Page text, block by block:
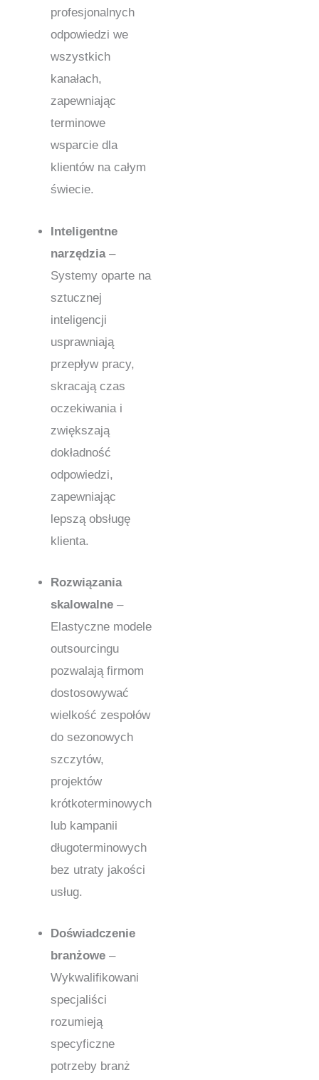
profesjonalnych
odpowiedzi we
wszystkich
kanałach,
zapewniając
terminowe
wsparcie dla
klientów na całym
świecie.
Inteligentne
narzędzia–
Systemy oparte na
sztucznej
inteligencji
usprawniają
przepływ pracy,
skracają czas
oczekiwania i
zwiększają
dokładność
odpowiedzi,
zapewniając
lepszą obsługę
klienta.
Rozwiązania
skalowalne –
Elastyczne modele
outsourcingu
pozwalają firmom
dostosowywać
wielkość zespołów
do sezonowych
szczytów,
projektów
krótkoterminowych
lub kampanii
długoterminowych
bez utraty jakości
usług.
Doświadczenie
branżowe –
Wykwalifikowani
specjaliści
rozumieją
specyficzne
potrzeby branż